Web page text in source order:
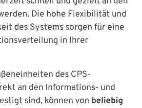
Die hohe Flexibilität und
des Systems sorgen für eine
in Ihrer
des CPS-
an den Informations- und
sind, können von beliebig